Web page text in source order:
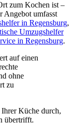
zum Kochen ist –
Angebot umfasst
in Regensburg,
Umzugshelfer
in Regensburg.
auf einen
ohne
zu
Küche durch,
übertrifft.